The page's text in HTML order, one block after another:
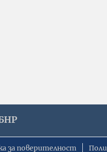
за поверителност